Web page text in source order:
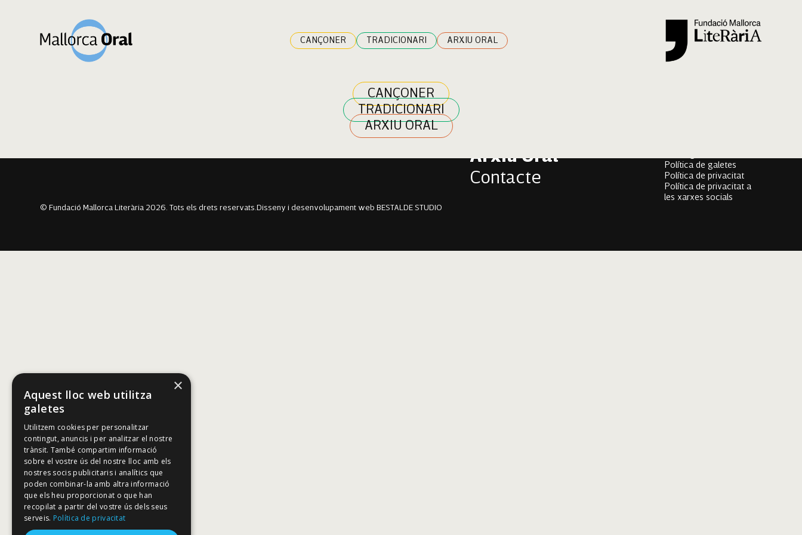
CANÇONER TRADICIONARI ARXIU ORAL
CANÇONER
TRADICIONARI
ARXIU ORAL
Margalida Fullana Sagrera
Benvinguda Parera Sureda
Fèlix Amengual Bover
Arxiu Oral
Contacte
Política de galetes
Política de privacitat
Política de privacitat a
les xarxes socials
© Fundació Mallorca Literària 2026. Tots els drets reservats. Disseny i desenvolupament web BESTALDE STUDIO
×
Aquest lloc web utilitza
galetes
Utilitzem cookies per personalitzar
contingut, anuncis i per analitzar el nostre
trànsit. També compartim informació
sobre el vostre ús del nostre lloc amb els
nostres socis publicitaris i analítics que
poden combinar-la amb altra informació
que els heu proporcionat o que han
recopilat a partir del vostre ús dels seus
serveis. Política de privacitat